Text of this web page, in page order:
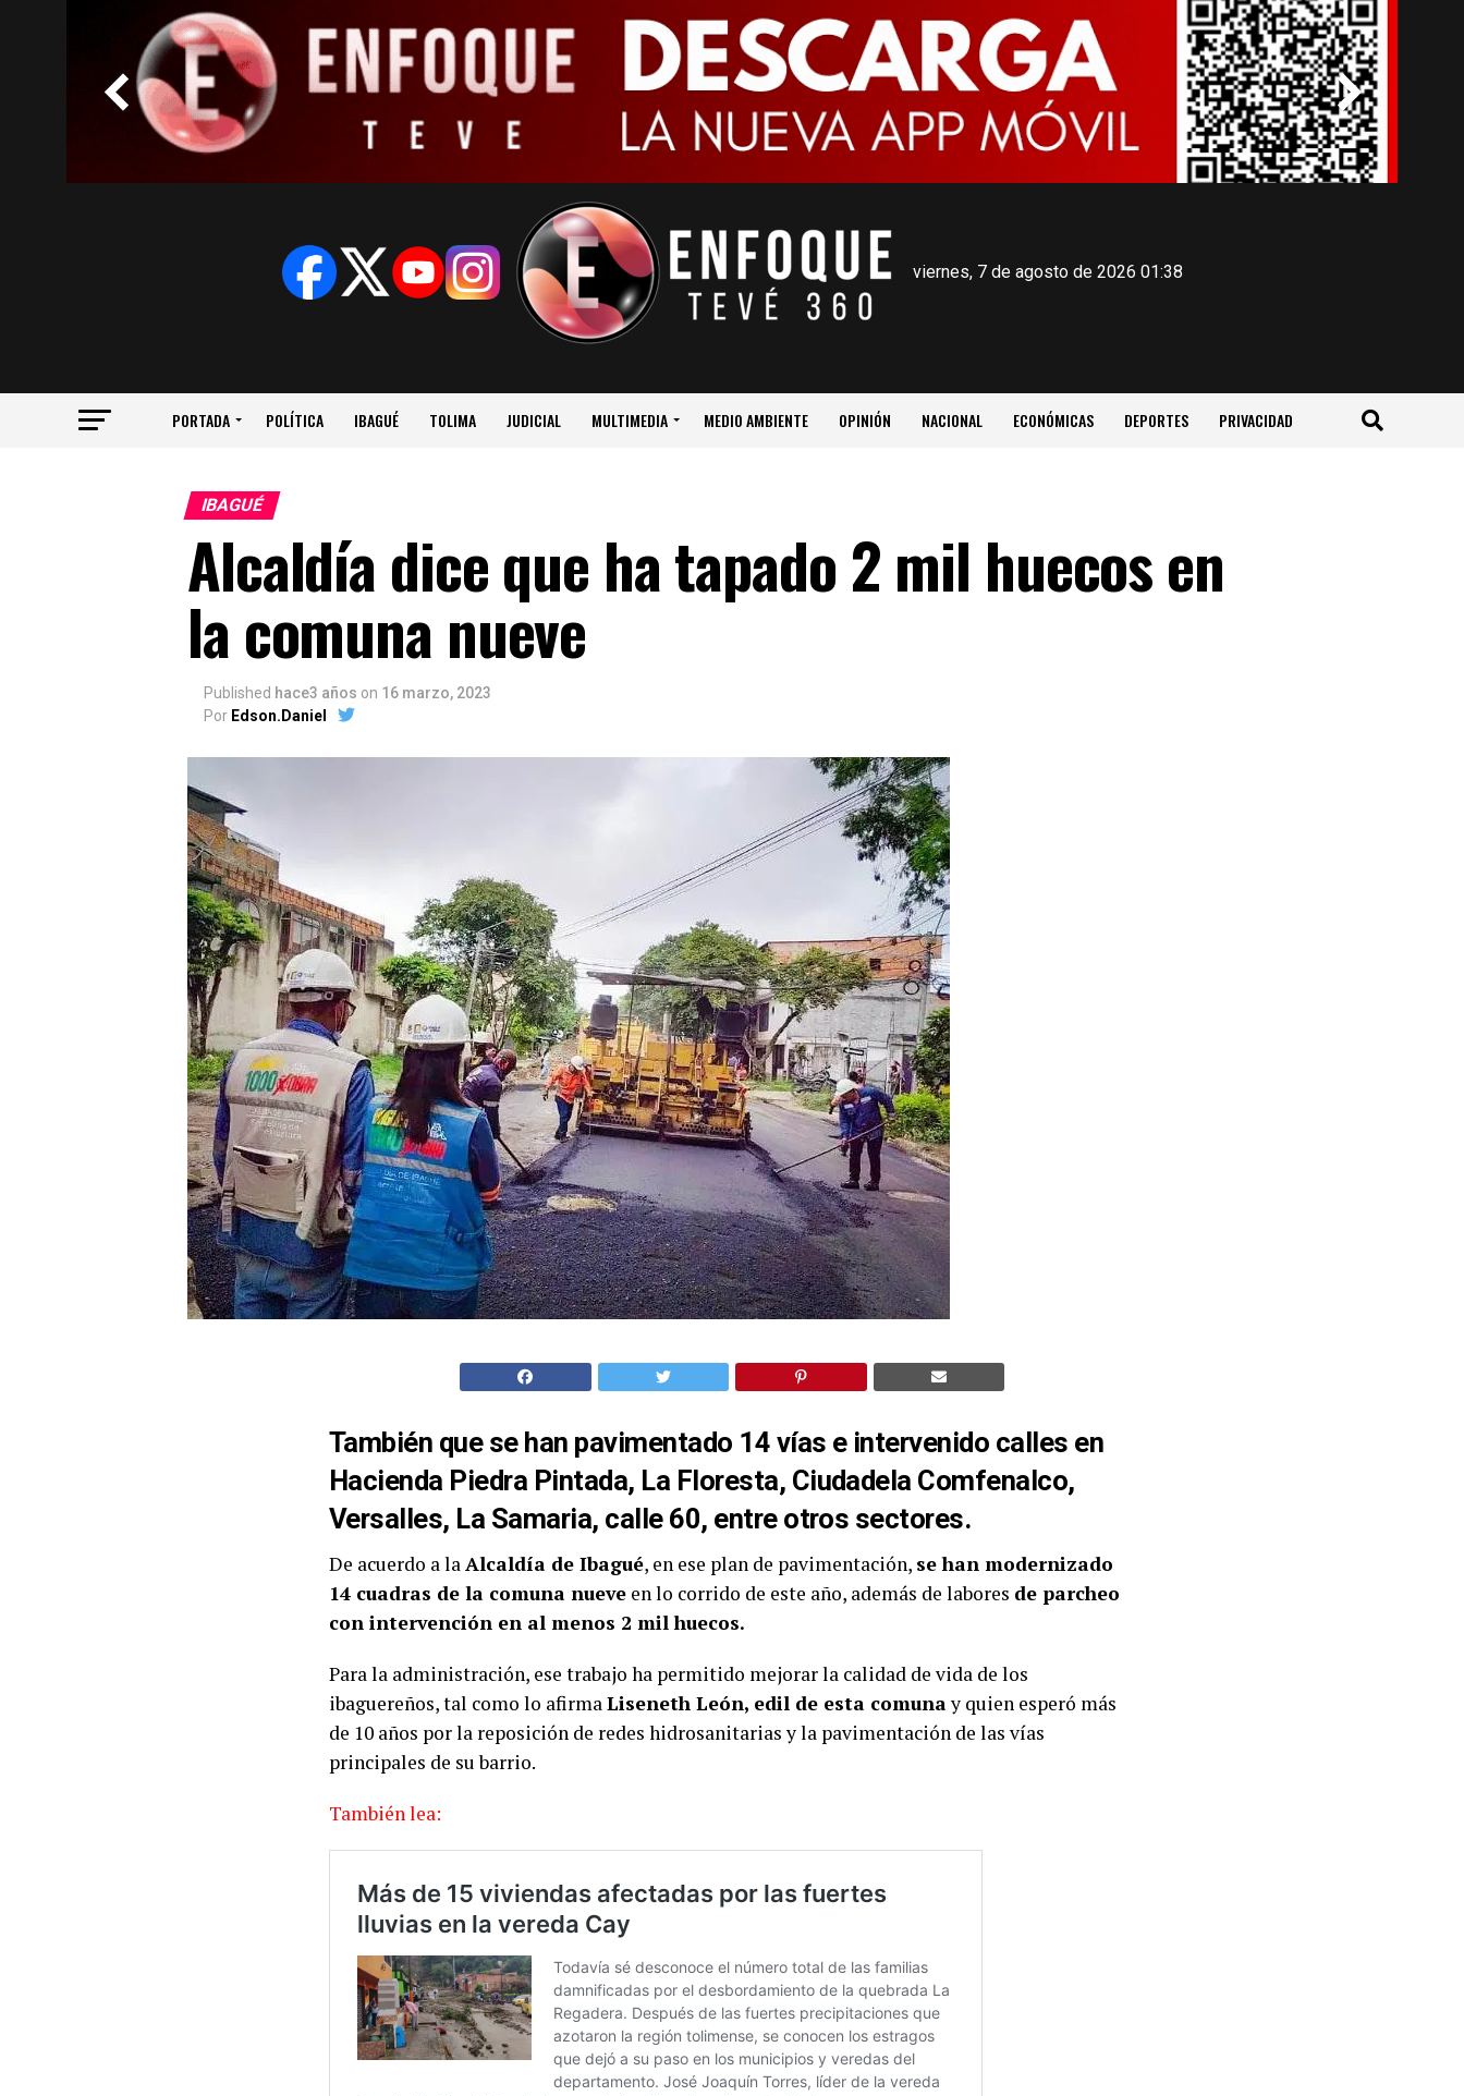
viernes, 7 de agosto de 2026 01:38
PORTADA POLÍTICA IBAGUÉ TOLIMA JUDICIAL MULTIMEDIA MEDIO AMBIENTE OPINIÓN NACIONAL ECONÓMICAS DEPORTES PRIVACIDAD
IBAGUÉ
Alcaldía dice que ha tapado 2 mil huecos en
la comuna nueve
Published hace3 años on 16 marzo, 2023
Por Edson.Daniel
También que se han pavimentado 14 vías e intervenido calles en
Hacienda Piedra Pintada, La Floresta, Ciudadela Comfenalco,
Versalles, La Samaria, calle 60, entre otros sectores.
De acuerdo a laAlcaldía de Ibagué, en ese plan de pavimentación, se han modernizado
14 cuadras de la comuna nueve en lo corrido de este año, además de labores de parcheo
con intervención en al menos 2 mil huecos.
Para la administración, ese trabajo ha permitido mejorar la calidad de vida de los
ibaguereños, tal como lo afirmaLiseneth León, edil de esta comunay quien esperó más
de 10 años por la reposición de redes hidrosanitarias y la pavimentación de las vías
principales de su barrio.
También lea: